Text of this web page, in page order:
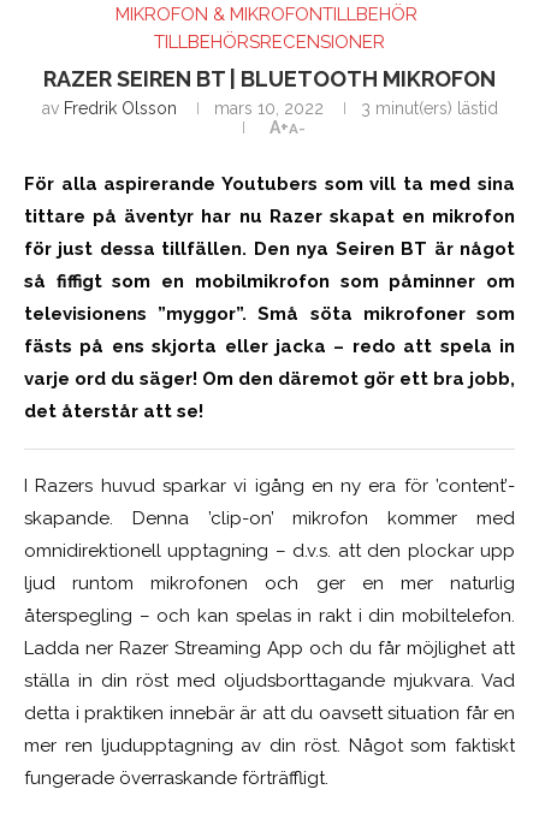
MIKROFON & MIKROFONTILLBEHÖR
TILLBEHÖRSRECENSIONER
RAZER SEIREN BT | BLUETOOTH MIKROFON
av Fredrik Olsson mars 10, 2022
3 minut(ers) lästid
A+A-
För alla aspirerande Youtubers som vill ta med sina
tittare på äventyr har nu Razer skapat en mikrofon
för just dessa tillfällen. Den nya Seiren BT är något
så fiffigt som en mobilmikrofon som påminner om
televisionens ”myggor”. Små söta mikrofoner som
fästs på ens skjorta eller jacka – redo att spela in
varje ord du säger! Om den däremot gör ett bra jobb,
det återstår att se!
I Razers huvud sparkar vi igång en ny era för ’content’-
skapande. Denna ’clip-on’ mikrofon kommer med
omnidirektionell upptagning – d.v.s. att den plockar upp
ljud runtom mikrofonen och ger en mer naturlig
återspegling – och kan spelas in rakt i din mobiltelefon.
Ladda ner Razer Streaming App och du får möjlighet att
ställa in din röst med oljudsborttagande mjukvara. Vad
detta i praktiken innebär är att du oavsett situation får en
mer ren ljudupptagning av din röst. Något som faktiskt
fungerade överraskande förträffligt.